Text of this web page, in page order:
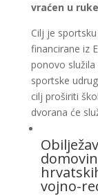
vraćen u
Cilj je
financirane iz
ponovo
sportske
cilj proširiti
dvorana će
vojno-